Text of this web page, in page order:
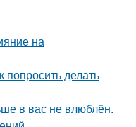
на
попросить делать
в вас не влюблён.